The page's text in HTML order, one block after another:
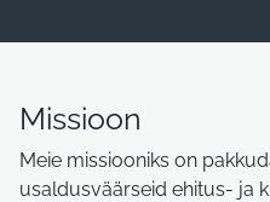
Missioon
Meie missiooniks on
usaldusväärseid ehitus- ja